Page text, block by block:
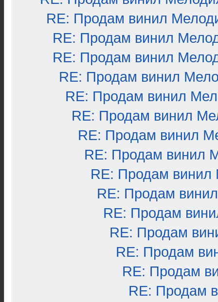
RE: Продам винил
RE: Продам винил
RE: Продам винил
RE: Продам винил
RE: Продам винил
RE: Продам винил
RE: Продам винил
RE: Продам винил
RE: Продам винил
RE: Продам
RE: Продам
RE: Продам
RE: Продам
RE: Продам
RE: Продам